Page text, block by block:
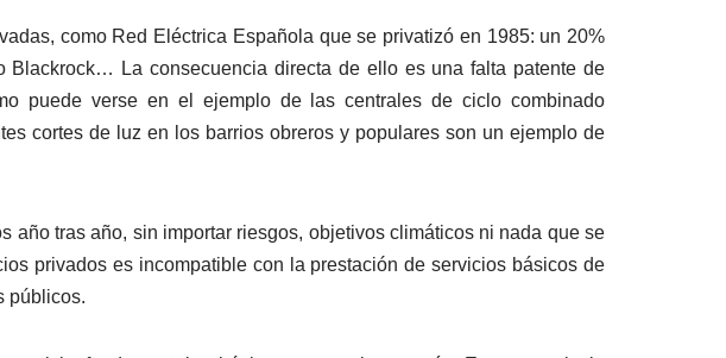
como Red Eléctrica Española que se privatizó en 1985: un 20%
La consecuencia directa de ello es una falta patente de
puede verse en el ejemplo de las centrales de ciclo combinado
cortes de luz en los barrios obreros y populares son un ejemplo de
tras año, sin importar riesgos, objetivos climáticos ni nada que se
privados es incompatible con la prestación de servicios básicos de
públicos.